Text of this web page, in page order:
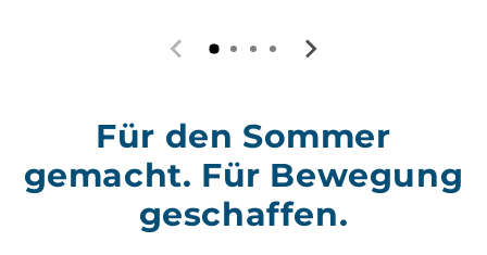
Für den Sommer
gemacht. Für Bewegung
geschaffen.